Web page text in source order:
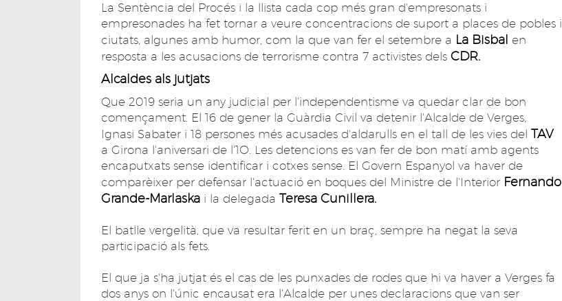
La Sentència del Procés i la llista cada cop més gran d'empresonats i
empresonades ha fet tornar a veure concentracions de suport a places de pobles i
ciutats, algunes amb humor, com la que van fer el setembre a La Bisbal en
resposta a les acusacions de terrorisme contra 7 activistes dels CDR.
Alcaldes als jutjats
Que 2019 seria un any judicial per l'independentisme va quedar clar de bon
començament. El 16 de gener la Guàrdia Civil va detenir l'Alcalde de Verges,
Ignasi Sabater i 18 persones més acusades d'aldarulls en el tall de les vies del TAV
a Girona l'aniversari de l'1O. Les detencions es van fer de bon matí amb agents
encaputxats sense identificar i cotxes sense. El Govern Espanyol va haver de
comparèixer per defensar l'actuació en boques del Ministre de l'Interior Fernando
Grande-Marlaska i la delegada Teresa Cunillera.
El batlle vergelità, que va resultar ferit en un braç, sempre ha negat la seva
participació als fets.
El que ja s'ha jutjat és el cas de les punxades de rodes que hi va haver a Verges fa
dos anys on l'únic encausat era l'Alcalde per unes declaracions que van ser